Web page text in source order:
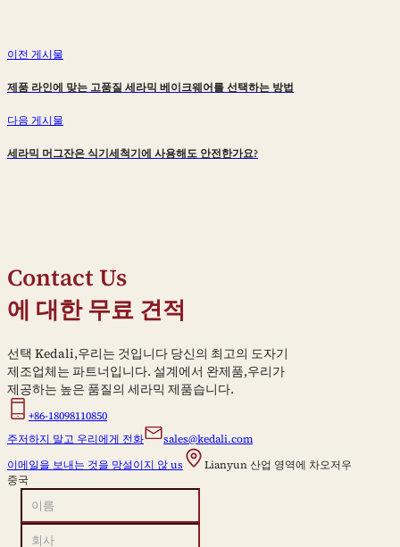
이전 게시물
제품 라인에 맞는 고품질 세라믹 베이크웨어를 선택하는 방법
다음 게시물
세라믹 머그잔은 식기세척기에 사용해도 안전한가요?
Contact Us
에 대한 무료 견적
선택 Kedali,우리는 것입니다 당신의 최고의 도자기
제조업체는 파트너입니다. 설계에서 완제품,우리가
제공하는 높은 품질의 세라믹 제품습니다.
+86-18098110850
주저하지 말고 우리에게 전화
sales@kedali.com
이메일을 보내는 것을 망설이지 않 us
Lianyun 산업 영역에 차오저우
중국